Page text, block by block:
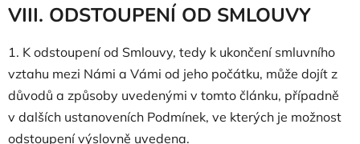
VIII. ODSTOUPENÍ OD SMLOUVY
1. K odstoupení od Smlouvy, tedy k ukončení smluvního
vztahu mezi Námi a Vámi od jeho počátku, může dojít z
důvodů a způsoby uvedenými v tomto článku, případně
v dalších ustanoveních Podmínek, ve kterých je možnost
odstoupení výslovně uvedena.